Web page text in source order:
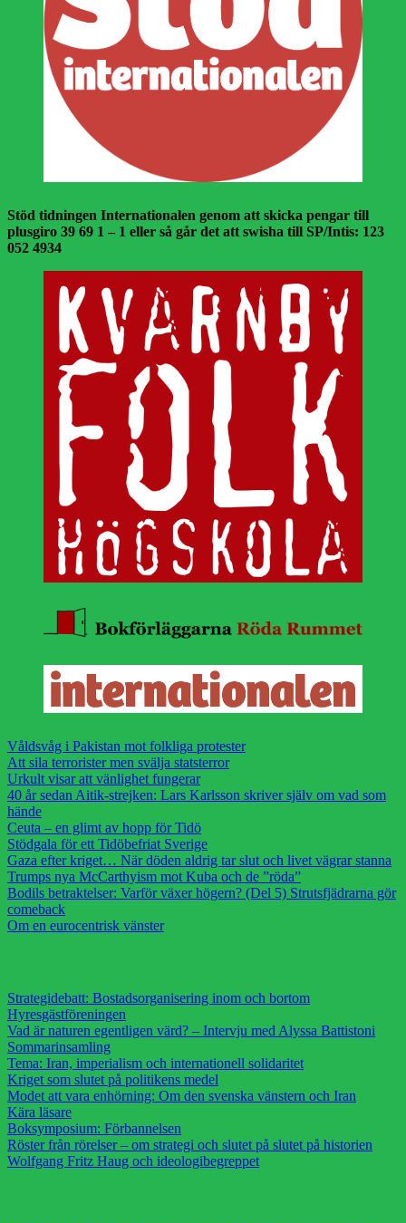
Stöd tidningen Internationalen genom att skicka pengar till
plusgiro 39 69 1 – 1 eller så går det att swisha till SP/Intis: 123
052 4934
Våldsvåg i Pakistan mot folkliga protester
Att sila terrorister men svälja statsterror
Urkult visar att vänlighet fungerar
40 år sedan Aitik-strejken: Lars Karlsson skriver själv om vad som
hände
Ceuta – en glimt av hopp för Tidö
Stödgala för ett Tidöbefriat Sverige
Gaza efter kriget… När döden aldrig tar slut och livet vägrar stanna
Trumps nya McCarthyism mot Kuba och de ”röda”
Bodils betraktelser: Varför växer högern? (Del 5) Strutsfjädrarna gör
comeback
Om en eurocentrisk vänster
Strategidebatt: Bostadsorganisering inom och bortom
Hyresgästföreningen
Vad är naturen egentligen värd? – Intervju med Alyssa Battistoni
Sommarinsamling
Tema: Iran, imperialism och internationell solidaritet
Kriget som slutet på politikens medel
Modet att vara enhörning: Om den svenska vänstern och Iran
Kära läsare
Boksymposium: Förbannelsen
Röster från rörelser – om strategi och slutet på slutet på historien
Wolfgang Fritz Haug och ideologibegreppet